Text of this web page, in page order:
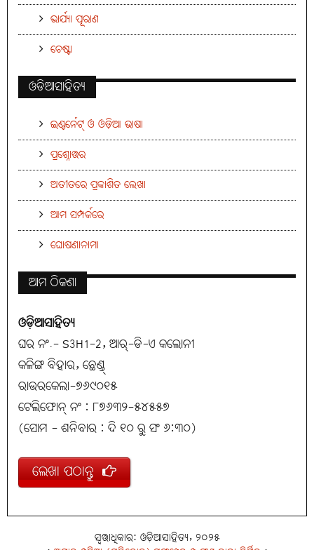
ଭାର୍ଯ୍ୟା ପୂରାଣ
ଚେଷ୍ଟା
ଓଡିଆସାହିତ୍ୟ
ଇଣ୍ଟର୍ନେଟ୍ ଓ ଓଡ଼ିଆ ଭାଷା
ପ୍ରଶ୍ନୋତ୍ତର
ଅତୀତରେ ପ୍ରକାଶିତ ଲେଖା
ଆମ ସମ୍ପର୍କରେ
ଘୋଷଣାନାମା
ଆମ ଠିକଣା
ଓଡ଼ିଆସାହିତ୍ୟ
ଘର ନଂ.- S3H1-2, ଆର୍-ଡି-ଏ କଲୋନୀ
କଳିଙ୍ଗ ବିହାର, ଛେଣ୍ଡ୍
ରାଉରକେଲା-୭୬୯୦୧୫
ଟେଲିଫୋନ୍ ନଂ : ୮୭୬୩୨-୫୪୫୫୭
(ସୋମ - ଶନିବାର : ଦି ୧୦ ରୁ ସଂ ୬:୩୦)
ଲେଖା ପଠାନ୍ତୁ
ସ୍ୱତ୍ତାଧିକାର: ଓଡ଼ିଆସାହିତ୍ୟ, ୨୦୨୫